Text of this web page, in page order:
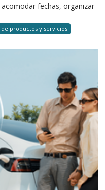
fechas, organizar
de productos y servicios